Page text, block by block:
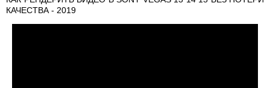
КАЧЕСТВА - 2019